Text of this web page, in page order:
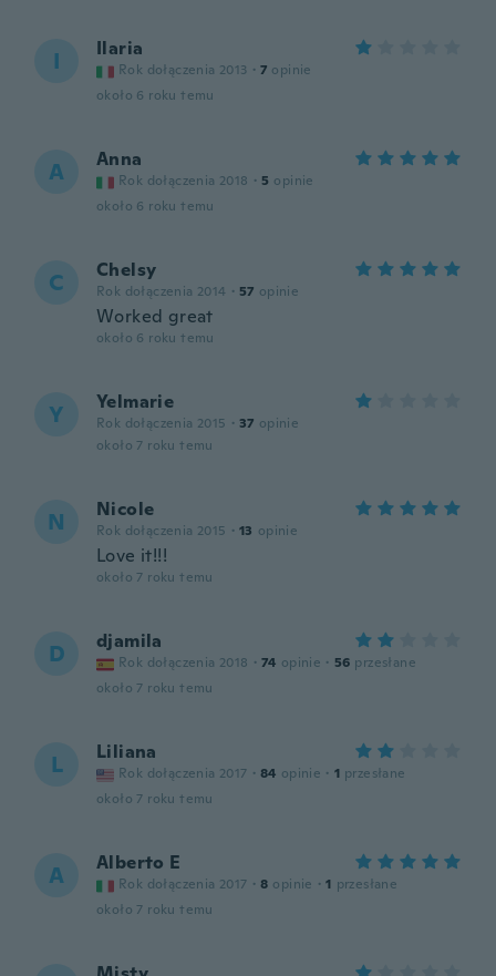
I Ilaria
Rok dołączenia 2013 · 7 opinie
około 6 roku temu
A Anna
Rok dołączenia 2018 · 5 opinie
około 6 roku temu
C Chelsy
Rok dołączenia 2014 · 57 opinie
Worked great
około 6 roku temu
Y Yelmarie
Rok dołączenia 2015 · 37 opinie
około 7 roku temu
N Nicole
Rok dołączenia 2015 · 13 opinie
Love it!!!
około 7 roku temu
D djamila
Rok dołączenia 2018 · 74 opinie · 56 przesłane
około 7 roku temu
L Liliana
Rok dołączenia 2017 · 84 opinie · 1 przesłane
około 7 roku temu
A Alberto E
Rok dołączenia 2017 · 8 opinie · 1 przesłane
około 7 roku temu